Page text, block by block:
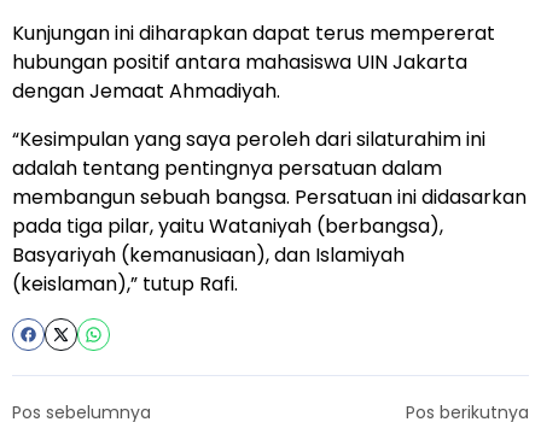
Kunjungan ini diharapkan dapat terus mempererat
hubungan positif antara mahasiswa UIN Jakarta
dengan Jemaat Ahmadiyah.
“Kesimpulan yang saya peroleh dari silaturahim ini
adalah tentang pentingnya persatuan dalam
membangun sebuah bangsa. Persatuan ini didasarkan
pada tiga pilar, yaitu Wataniyah (berbangsa),
Basyariyah (kemanusiaan), dan Islamiyah
(keislaman),” tutup Rafi.
Pos sebelumnya Pos berikutnya